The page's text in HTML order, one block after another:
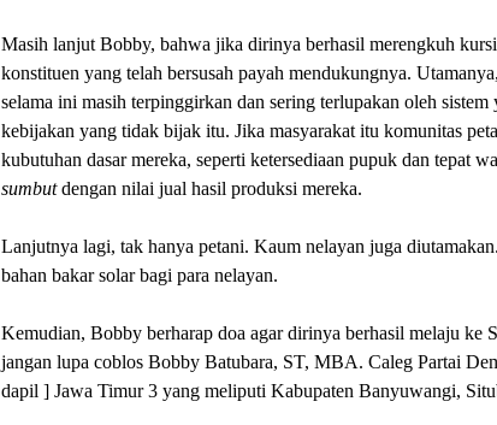
Masih lanjut Bobby, bahwa jika dirinya berhasil merengkuh
konstituen yang telah bersusah payah mendukungnya.
selama ini masih terpinggirkan dan sering terlupakan oleh
kebijakan yang tidak bijak itu. Jika masyarakat itu komunitas
kubutuhan dasar mereka, seperti ketersediaan pupuk dan tepat
sumbutdengan nilai jual hasil produksi mereka.
Lanjutnya lagi, tak hanya petani. Kaum nelayan juga
bahan bakar solar bagi para nelayan.
Kemudian, Bobby berharap doa agar dirinya berhasil melaju ke
jangan lupa coblos Bobby Batubara, ST, MBA. Caleg Partai
dapil ] Jawa Timur 3 yang meliputi Kabupaten Banyuwangi,